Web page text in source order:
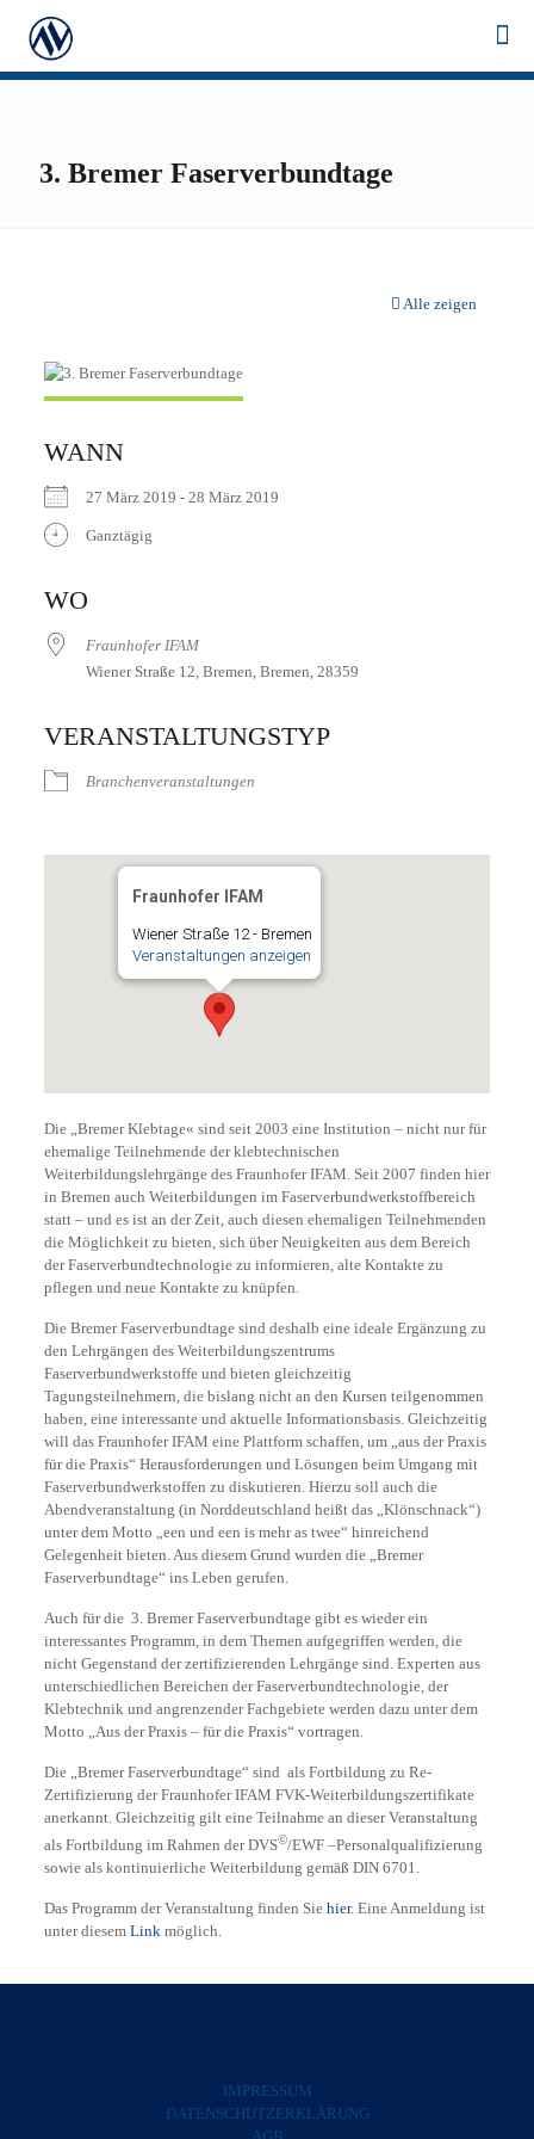
3. Bremer Faserverbundtage
Alle zeigen
WANN
27 März 2019 - 28 März 2019
Ganztägig
WO
Fraunhofer IFAM
Wiener Straße 12, Bremen, Bremen, 28359
VERANSTALTUNGSTYP
Branchenveranstaltungen
Fraunhofer IFAM
Wiener Straße 12 - Bremen
Veranstaltungen anzeigen
Die „Bremer Klebtage« sind seit 2003 eine Institution – nicht nur für
ehemalige Teilnehmende der klebtechnischen
Weiterbildungslehrgänge des Fraunhofer IFAM. Seit 2007 finden hier
in Bremen auch Weiterbildungen im Faserverbundwerkstoffbereich
statt – und es ist an der Zeit, auch diesen ehemaligen Teilnehmenden
die Möglichkeit zu bieten, sich über Neuigkeiten aus dem Bereich
der Faserverbundtechnologie zu informieren, alte Kontakte zu
pflegen und neue Kontakte zu knüpfen.
Die Bremer Faserverbundtage sind deshalb eine ideale Ergänzung zu
den Lehrgängen des Weiterbildungszentrums
Faserverbundwerkstoffe und bieten gleichzeitig
Tagungsteilnehmern, die bislang nicht an den Kursen teilgenommen
haben, eine interessante und aktuelle Informationsbasis. Gleichzeitig
will das Fraunhofer IFAM eine Plattform schaffen, um „aus der Praxis
für die Praxis“ Herausforderungen und Lösungen beim Umgang mit
Faserverbundwerkstoffen zu diskutieren. Hierzu soll auch die
Abendveranstaltung (in Norddeutschland heißt das „Klönschnack“)
unter dem Motto „een und een is mehr as twee“ hinreichend
Gelegenheit bieten. Aus diesem Grund wurden die „Bremer
Faserverbundtage“ ins Leben gerufen.
Auch für die 3. Bremer Faserverbundtage gibt es wieder ein
interessantes Programm, in dem Themen aufgegriffen werden, die
nicht Gegenstand der zertifizierenden Lehrgänge sind. Experten aus
unterschiedlichen Bereichen der Faserverbundtechnologie, der
Klebtechnik und angrenzender Fachgebiete werden dazu unter dem
Motto „Aus der Praxis – für die Praxis“ vortragen.
Die „Bremer Faserverbundtage“ sind als Fortbildung zu Re-
Zertifizierung der Fraunhofer IFAM FVK-Weiterbildungszertifikate
anerkannt. Gleichzeitig gilt eine Teilnahme an dieser Veranstaltung
als Fortbildung im Rahmen der DVS©/EWF –Personalqualifizierung
sowie als kontinuierliche Weiterbildung gemäß DIN 6701.
Das Programm der Veranstaltung finden Sie hier. Eine Anmeldung ist
unter diesem Linkmöglich.
IMPRESSUM
DATENSCHUTZERKLÄRUNG